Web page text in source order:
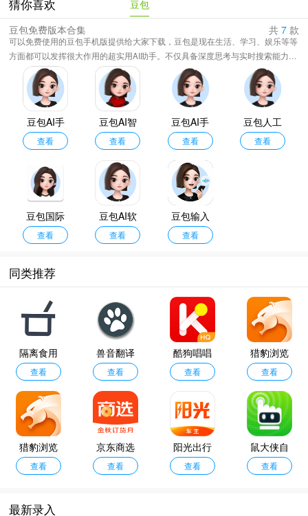
猜你喜欢
豆包
豆包免费版本合集
共 7 款
可以免费使用的豆包手机版提供给大家下载，豆包是现在生活、学习、娱乐等等
方面都可以发挥很大作用的超实用AI助手。不仅具备深度思考与实时搜索能力，
还能串联多领域信息并归纳核心要点，让用户无需费力筛选资料，即可获取逻辑
清晰的结果。将AI能力渗透至学习、工作、创意表达等多个场景，无论是拆解论
文、提炼报告，还是生成文案、制作视频，都能精准匹配用户需求。同时全双工
语音大模型Seeduplex，实现了复杂声学场景下的精准抗干扰与动态判停，让语
音交互更接近自然对话，进一步降低了用户的使用门槛，推动AI服务向日常化、
便捷化方向发展。
豆包AI手
机版智能
版
查看
豆包AI智
能助手
查看
豆包AI手
机版
查看
豆包人工
智能
查看
豆包国际
版
查看
豆包AI软
件
查看
豆包输入
法
查看
同类推荐
隔离食用
手册
查看
兽音翻译
安卓版
查看
酷狗唱唱
旧版本
查看
猎豹浏览
器春运抢
票版
查看
猎豹浏览
器
查看
京东商选
查看
阳光出行
车主端
查看
鼠大侠自
动连点器
查看
最新录入